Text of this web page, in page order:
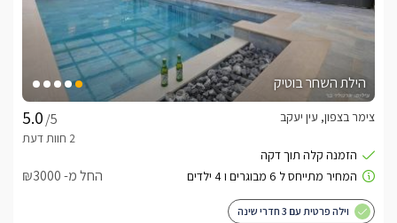
הילת השחר בוטיק
/5
צימר בצפון, עין יעקב
החל מ- ₪3000
וילה פרטית עם 3 חדרי שינה